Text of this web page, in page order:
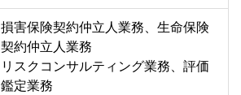
損害保険契約仲立人業務、生命保険
契約仲立人業務
リスクコンサルティング業務、評価
鑑定業務